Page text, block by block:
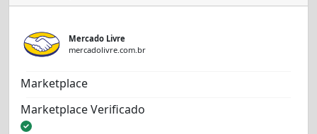
Mercado Livre
mercadolivre.com.br
Marketplace
Marketplace Verificado